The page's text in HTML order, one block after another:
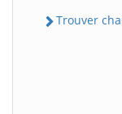
Trouver